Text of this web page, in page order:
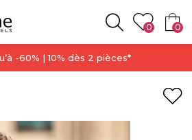
Rechercher
0 0
-60% | 10% dès 2 pièces*